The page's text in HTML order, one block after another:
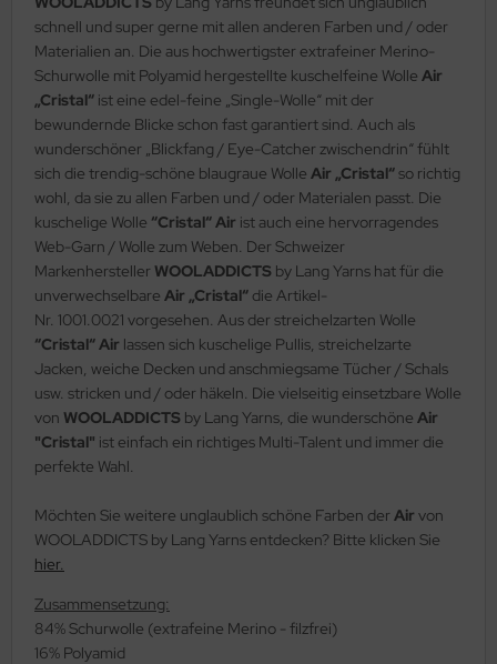
schnell und super gerne mit allen anderen Farben und / oder
Materialien an. Die aus hochwertigster extrafeiner Merino-
Schurwolle mit Polyamid hergestellte kuschelfeine Wolle Air
„Cristal“ ist eine edel-feine „Single-Wolle“ mit der
bewundernde Blicke schon fast garantiert sind. Auch als
wunderschöner „Blickfang / Eye-Catcher zwischendrin“ fühlt
sich die trendig-schöne blaugraue Wolle Air „Cristal“so richtig
wohl, da sie zu allen Farben und / oder Materialen passt. Die
kuschelige Wolle “Cristal“ Air ist auch eine hervorragendes
Web-Garn / Wolle zum Weben. Der Schweizer
Markenhersteller WOOLADDICTS by Lang Yarns hat für die
unverwechselbare Air „Cristal“ die Artikel-
Nr. 1001.0021 vorgesehen. Aus der streichelzarten Wolle
“Cristal“ Air lassen sich kuschelige Pullis, streichelzarte
Jacken, weiche Decken und anschmiegsame Tücher / Schals
usw. stricken und / oder häkeln. Die vielseitig einsetzbare Wolle
von WOOLADDICTS by Lang Yarns, die wunderschöne Air
"Cristal" ist einfach ein richtiges Multi-Talent und immer die
perfekte Wahl.
Möchten Sie weitere unglaublich schöne Farben der Air von
WOOLADDICTS by Lang Yarns entdecken? Bitte klicken Sie
hier.
Zusammensetzung:
84% Schurwolle (extrafeine Merino - filzfrei)
16% Polyamid